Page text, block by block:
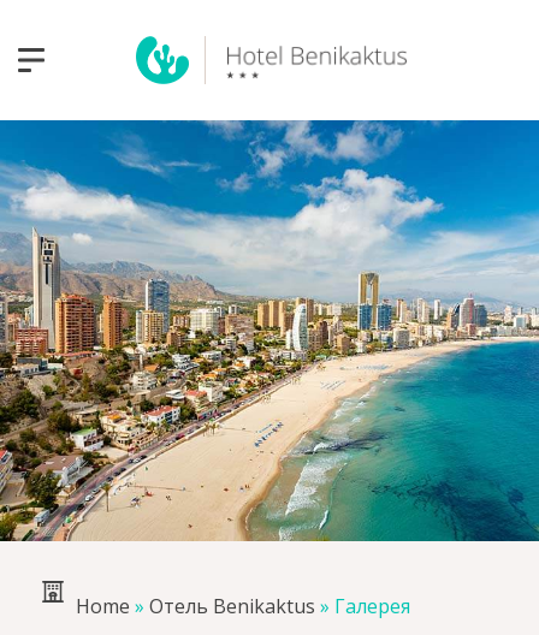
Home » Отель Benikaktus » Галерея